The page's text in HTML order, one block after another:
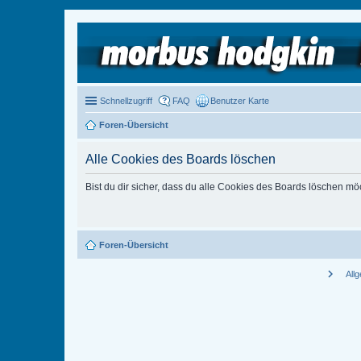
Schnellzugriff FAQ Benutzer Karte
Foren-Übersicht
Alle Cookies des Boards löschen
Bist du dir sicher, dass du alle Cookies des Boards löschen
Foren-Übersicht
chevron_right